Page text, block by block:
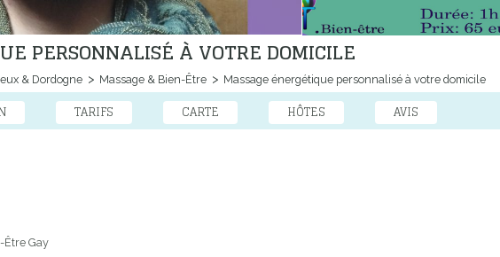
PERSONNALISÉ À VOTRE DOMICILE
& Dordogne Massage & Bien-Être Massage énergétique personnalisé à votre domicile
TARIFS CARTE HÔTES AVIS
Être Gay